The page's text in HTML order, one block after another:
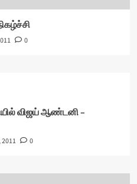
0
விஜய் ஆண்டனி –
0